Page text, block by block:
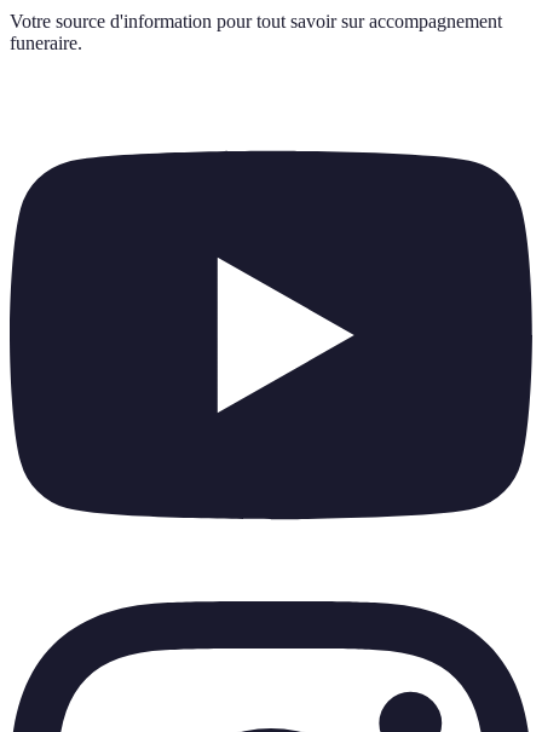
Votre source d'information pour tout savoir sur accompagnement
funeraire.